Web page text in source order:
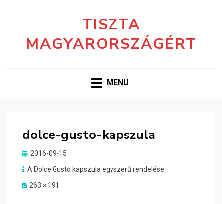
TISZTA
MAGYARORSZÁGÉRT
MENU
dolce-gusto-kapszula
Posted
2016-09-15
A Dolce Gusto kapszula egyszerű rendelése
263 × 191